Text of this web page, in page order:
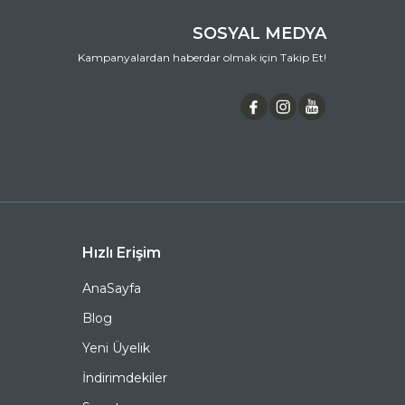
Müşteri hizmetlerimiz, hafta içi - cumartesi 09:00-
e-posta adresimize
kısa sürede kapınıza gelsin. Keyifli alışverişler dileriz.
Ürün Açıklaması
Çerçeve Şekli
Çerçeve Materyali Asetat
SOSYAL MEDYA
Kampanyalardan haberdar olmak için Takip Et!
Hızlı Erişim
AnaSayfa
Blog
Yeni Üyelik
İndirimdekiler